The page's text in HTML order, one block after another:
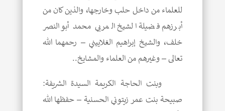
للعلماء من داخل حلب وخارجها، والذين كان من
أبرزهم فضيلة الشيخ المربي محمد أبو النصر
خلف، والشيخ إبراهيم الغلاييني – رحمهما الله
تعالى – وغيرهم من العلماء والمشايخ..
وبنت الحاجة الكريمة السيدة الشريفة:
صبيحة بنت عمر زيتوني الحسنية – حفظها الله